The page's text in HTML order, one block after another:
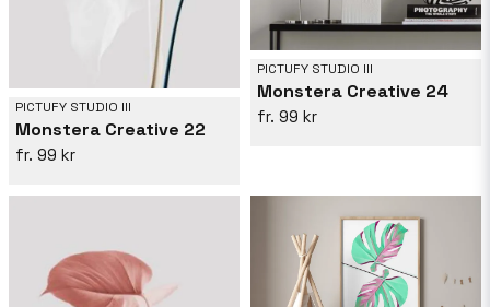
PICTUFY STUDIO III
Monstera Creative 22
99 kr
PICTUFY STUDIO III
Monstera Creative 24
99 kr